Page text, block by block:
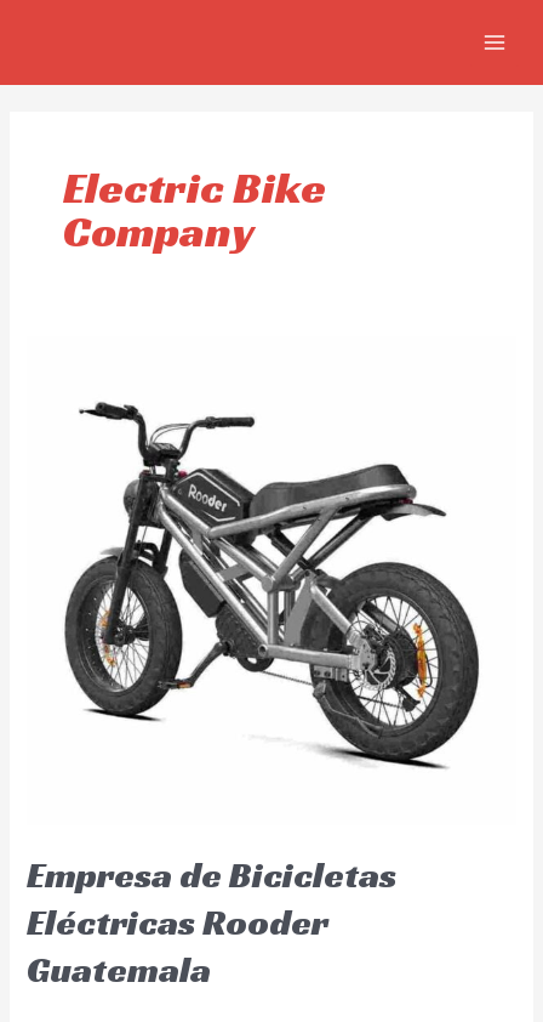
Electric Bike
Company
Empresa de Bicicletas
Eléctricas Rooder
Guatemala